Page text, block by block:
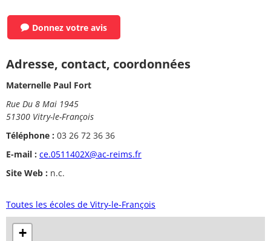
Donnez votre avis
Adresse, contact, coordonnées
Maternelle Paul Fort
Rue Du 8 Mai 1945
51300 Vitry-le-François
Téléphone : 03 26 72 36 36
E-mail : ce.0511402X@ac-reims.fr
Site Web : n.c.
Toutes les écoles de Vitry-le-François
+